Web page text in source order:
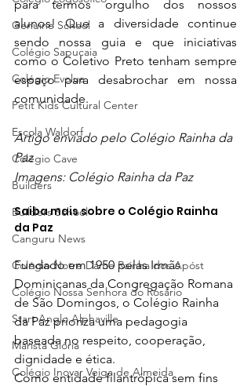
Genuine School
Colégio Sapucaia
Colégio Evolua
Petit Kids Cultural Center
Escola Waldorf
Colégio Cave
Builders
Builders School
Canguru News
Colégio Notre Dame Rainha dos Apóst
Colégio Nossa Senhora do Rosário
Start Anglo Alphaville
Marista Glória
Colégio Inovar Veiga de Almeida
para termos orgulho dos nossos
alunos! Que a diversidade continue
sendo nossa guia e que iniciativas
como o Coletivo Preto tenham sempre
espaço para desabrochar em nossa
comunidade.
Artigo enviado pelo Colégio Rainha da
Paz
Imagens: Colégio Rainha da Paz
Saiba mais sobre o Colégio Rainha
da Paz
Fundado em 1950 pelas Irmãs
Dominicanas da Congregação Romana
de São Domingos, o Colégio Rainha
da Paz prioriza uma pedagogia
baseada no respeito, cooperação,
dignidade e ética.
Como entidade filantrópica sem fins